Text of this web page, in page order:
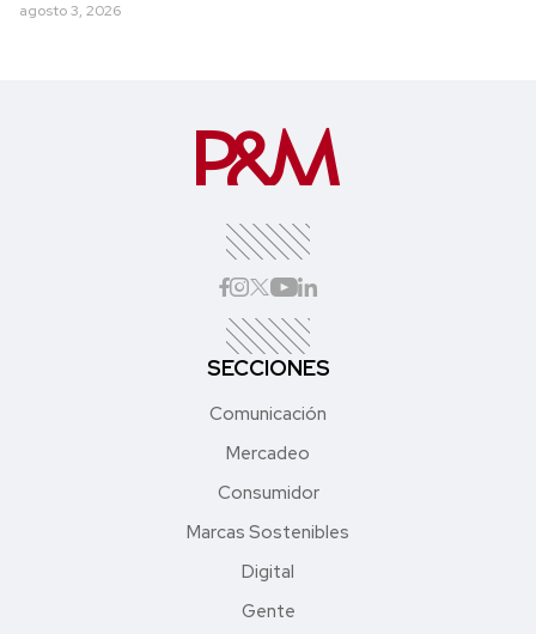
agosto 3, 2026
SECCIONES
Comunicación
Mercadeo
Consumidor
Marcas Sostenibles
Digital
Gente